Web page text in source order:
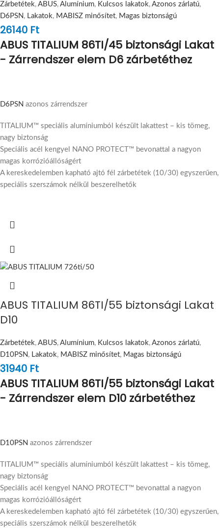
Zárbetétek, ABUS, Alumínium, Kulcsos lakatok, Azonos zárlatú,
D6PSN , Lakatok, MABISZ minősítet, Magas biztonságú
26140 Ft
ABUS TITALIUM 86TI/45 biztonsági Lakat
- Zárrendszer elem D6 zárbetéthez
D6PSN azonos zárrendszer
TITALIUM™ speciális alumíniumból készült lakattest – kis tömeg,
nagy biztonság
Speciális acél kengyel NANO PROTECT™ bevonattal a nagyon
magas korrózióállóságért
A kereskedelemben kapható ajtó fél zárbetétek (10/30) egyszerűen,
speciális szerszámok nélkül beszerelhetők
ABUS TITALIUM 86TI/55 biztonsági Lakat
D10
Zárbetétek, ABUS, Alumínium, Kulcsos lakatok, Azonos zárlatú,
D10PSN , Lakatok, MABISZ minősítet, Magas biztonságú
31940 Ft
ABUS TITALIUM 86TI/55 biztonsági Lakat
- Zárrendszer elem D10 zárbetéthez
D10PSN azonos zárrendszer
TITALIUM™ speciális alumíniumból készült lakattest – kis tömeg,
nagy biztonság
Speciális acél kengyel NANO PROTECT™ bevonattal a nagyon
magas korrózióállóságért
A kereskedelemben kapható ajtó fél zárbetétek (10/30) egyszerűen,
speciális szerszámok nélkül beszerelhetők